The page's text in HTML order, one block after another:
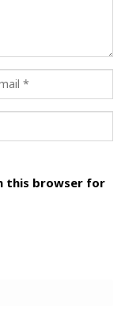
this browser for